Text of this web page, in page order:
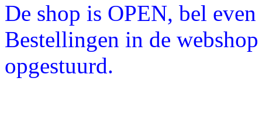
De shop is OPEN, bel
Bestellingen in de
opgestuurd.